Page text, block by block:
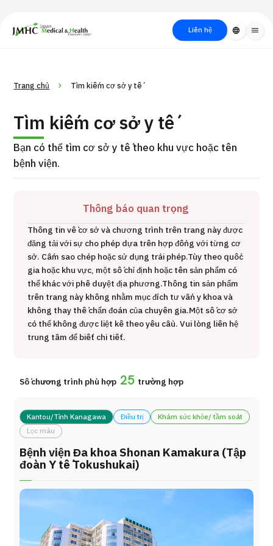
Trung tâm Du lịch Y tế & Sức khỏe Nhật Bản (JMHC)
Liên hệ language menu
Về Japan
Quy trình khám chữa
Tìm theo
/ bệnh
Tìm theo xét
pháp /cách điều trị
TOP
Giới thiệu
Bệnh nhân QT
Quy trình khám chữa bệnh
Điều trị hạt nặng (Trung tâm hạt nặng Osaka)
治療 粒子線
2026.01.12
Trang chủ Tìm kiếm cơ sở y tế
Tìm kiếm cơ sở y tế
Bạn có thể tìm cơ sở y tế theo khu vực hoặc tên
bệnh viện.
Thông báo quan trọng
Thông tin về cơ sở và chương trình trên trang này được
đăng tải với sự cho phép dựa trên hợp đồng với từng cơ
sở. Cấm sao chép hoặc sử dụng trái phép.Tùy theo quốc
gia hoặc khu vực, một số chỉ định hoặc tên sản phẩm có
thể khác với phê duyệt địa phương.Thông tin sản phẩm
trên trang này không nhằm mục đích tư vấn y khoa và
không thay thế chẩn đoán của chuyên gia.Một số cơ sở
có thể không được liệt kê theo yêu cầu. Vui lòng liên hệ
trung tâm để biết chi tiết.
Số chương trình phù hợp 25 trường hợp
Kantou/Tỉnh Kanagawa Điều trị
Khám sức khỏe/ tầm soát
Lọc máu
Bệnh viện Đa khoa Shonan Kamakura (Tập
đoàn Y tế Tokushukai)